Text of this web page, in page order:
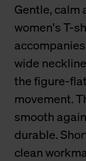
Gentle, calm
women's T-
wide
the figure-
movement.
smooth
durable.
clean